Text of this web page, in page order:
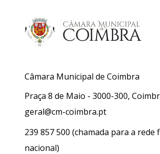
Câmara Municipal de Coimbra
Praça 8 de Maio - 3000-300,
geral@cm-coimbra.pt
239 857 500 (chamada para a rede
nacional)